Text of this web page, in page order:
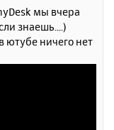
мы вчера
знаешь....)
ютубе ничего нет